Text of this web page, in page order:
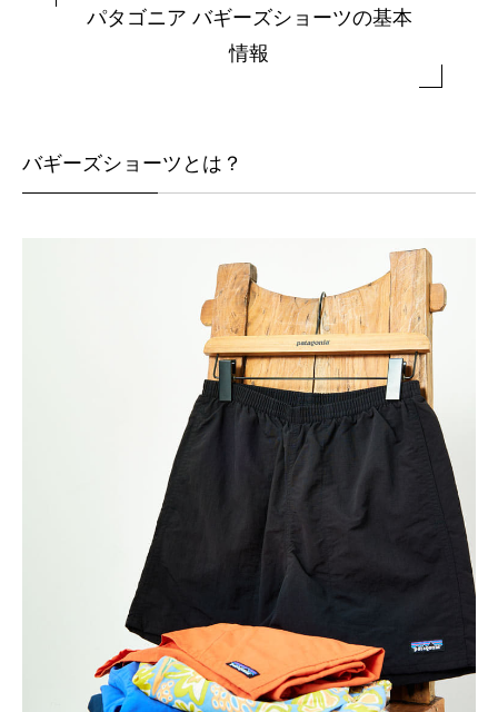
パタゴニア バギーズショーツを使ったオススメコーデ
5インチのメンズコーデ
Q4:バギーズショーツはいつからいつまで穿ける？
パタゴニアを簡単に解説
パタゴニア バギーズショーツの基本
情報
バギーズショーツとは？